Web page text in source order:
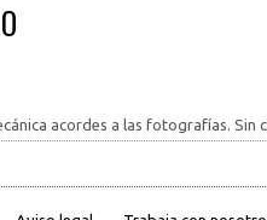
acordes a las fotografías.